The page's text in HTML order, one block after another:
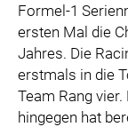
Formel-1
ersten Mal die
Jahres. Die
erstmals in die
Team Rang
hingegen hat